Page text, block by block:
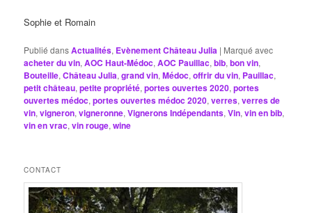
Sophie et Romain
Publié dansActualités, Evènement Château Julia | Marqué avec
acheter du vin,AOC Haut-Médoc,AOC Pauillac,bib,bon vin,
Bouteille,Château Julia,grand vin,Médoc,offrir du vin, Pauillac,
petit château,petite propriété,portes ouvertes 2020,portes
ouvertes médoc,portes ouvertes médoc 2020,verres,verres de
vin,vigneron,vigneronne,Vignerons Indépendants,Vin,vin en bib,
vin en vrac,vin rouge,wine
CONTACT